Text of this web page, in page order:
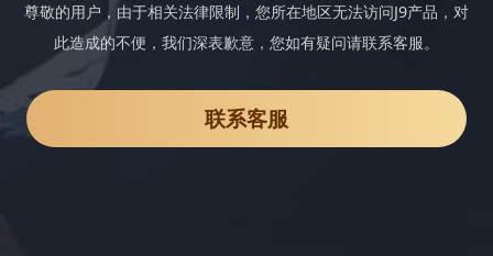
尊敬的用户，由于相关法律限制，您所在地区无法访问J9产品，对
此造成的不便，我们深表歉意，您如有疑问请联系客服。
联系客服